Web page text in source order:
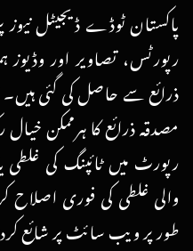
پاکستان ٹوڈے ڈیجیٹل
رپورٹس، تصاویر اور وڈیوز
ذرائع سے حاصل کی گئی
مصدقہ ذرائع کا ہرممکن
رپورٹ میں ٹائپنگ کی
والی غلطی کی فوری اصلاح
طور پر ویب سائٹ پر شائع